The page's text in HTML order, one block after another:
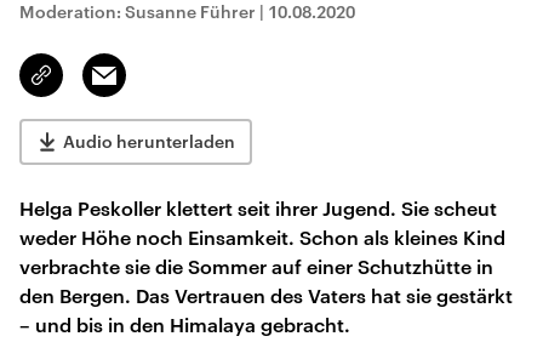
Moderation: Susanne Führer | 10.08.2020
Link
kopieren/teilen
Email
Audio herunterladen
Helga Peskoller klettert seit ihrer Jugend. Sie scheut
weder Höhe noch Einsamkeit. Schon als kleines Kind
verbrachte sie die Sommer auf einer Schutzhütte in
den Bergen. Das Vertrauen des Vaters hat sie gestärkt
– und bis in den Himalaya gebracht.